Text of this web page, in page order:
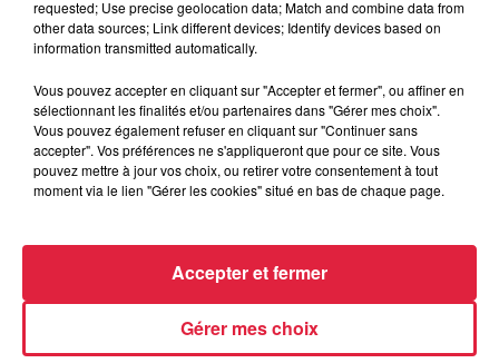
4 août 2026
Vélos d'occasion en Alsace : les
4 août 2026
Bischheim : disparition d’une
4 août 2026
Muttersholtz : après SensoRied,
requested; Use precise geolocation data; Match and combine data from
other data sources; Link different devices; Identify devices based on
information transmitted automatically.
Vous pouvez accepter en cliquant sur "Accepter et fermer", ou affiner en
sélectionnant les finalités et/ou partenaires dans "Gérer mes choix".
Vous pouvez également refuser en cliquant sur "Continuer sans
accepter". Vos préférences ne s'appliqueront que pour ce site. Vous
pouvez mettre à jour vos choix, ou retirer votre consentement à tout
moment via le lien "Gérer les cookies" situé en bas de chaque page.
Gérer mes choix
Accepter et fermer